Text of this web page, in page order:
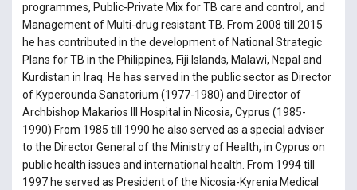
programmes, Public-Private Mix for TB care and control, and
Management of Multi-drug resistant TB. From 2008 till 2015
he has contributed in the development of National Strategic
Plans for TB in the Philippines, Fiji Islands, Malawi, Nepal and
Kurdistan in Iraq. He has served in the public sector as Director
of Kyperounda Sanatorium (1977-1980) and Director of
Archbishop Makarios III Hospital in Nicosia, Cyprus (1985-
1990) From 1985 till 1990 he also served as a special adviser
to the Director General of the Ministry of Health, in Cyprus on
public health issues and international health. From 1994 till
1997 he served as President of the Nicosia-Kyrenia Medical